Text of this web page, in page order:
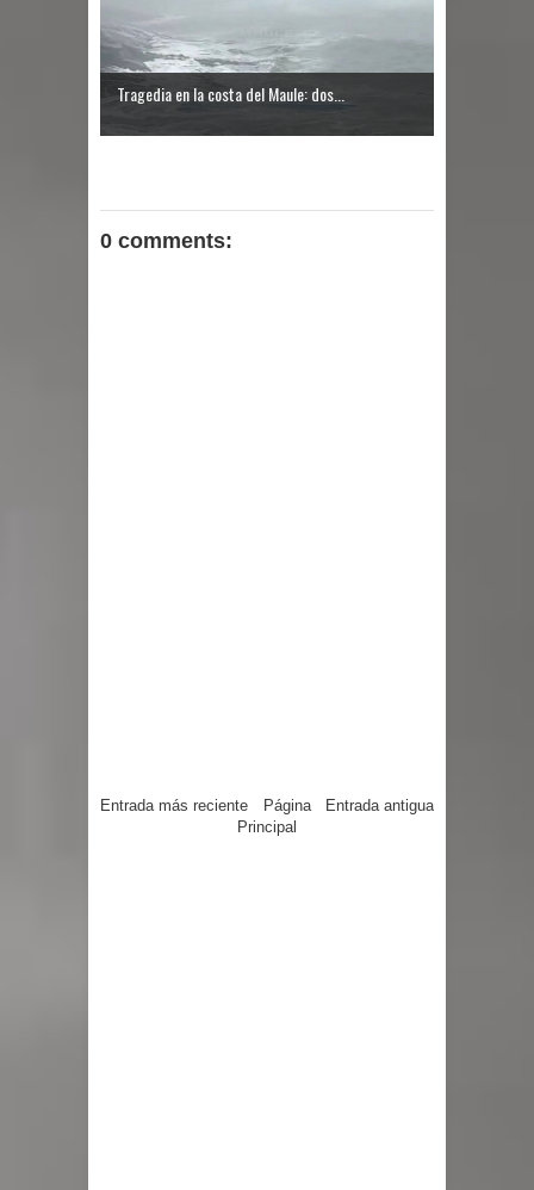
Tragedia en la costa del Maule: dos...
0 comments:
Entrada más reciente Entrada antigua
Página
Principal